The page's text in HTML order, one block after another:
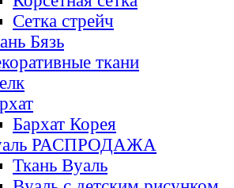
Сетка стрейч
Бязь
ткани
Бархат Корея
РАСПРОДАЖА
Ткань Вуаль